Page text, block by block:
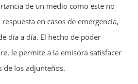
de un medio como este no
en casos de emergencia,
día a día. El hecho de poder
le permite a la emisora satisfacer
de los adjunteños.